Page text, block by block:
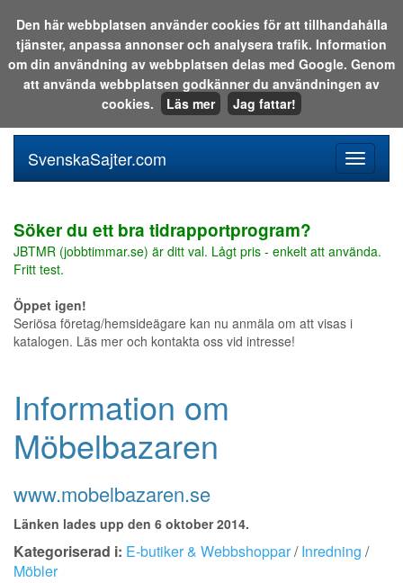
Sök i katalogen eller på webben:
meny
SvenskaSajter.com
Söker du ett bra tidrapportprogram?
JBTMR (jobbtimmar.se) är ditt val. Lågt pris - enkelt att använda.
Fritt test.
Öppet igen!
Seriösa företag/hemsideägare kan nu anmäla om att visas i
katalogen. Läs mer och kontakta oss vid intresse!
Information om
Möbelbazaren
www.mobelbazaren.se
Länken lades upp den 6 oktober 2014.
Kategoriserad i: E-butiker & Webbshoppar/Inredning /
Möbler
Den här webbplatsen använder cookies för att tillhandahålla
tjänster, anpassa annonser och analysera trafik. Information
om din användning av webbplatsen delas med Google. Genom
att använda webbplatsen godkänner du användningen av
cookies.
Läs mer Jag fattar!